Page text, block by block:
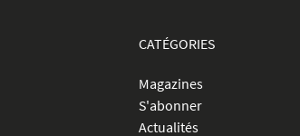
CATÉGORIES
Magazines
S'abonner
Actualités